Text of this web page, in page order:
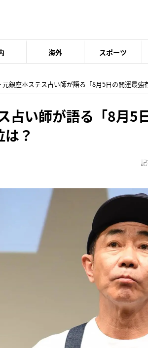
海外 スポーツ
元銀座ホステス占い師が語る「8月5日の開運最強
占い師が語る「8月5
？